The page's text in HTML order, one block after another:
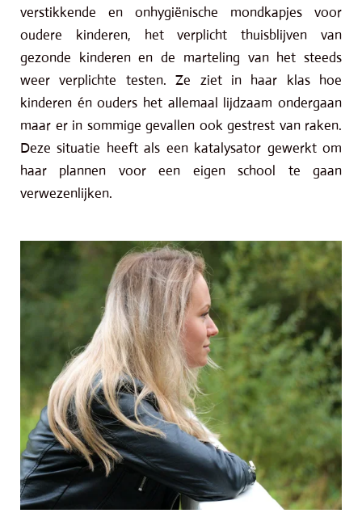
verstikkende en onhygiënische mondkapjes voor
oudere kinderen, het verplicht thuisblijven van
gezonde kinderen en de marteling van het steeds
weer verplichte testen. Ze ziet in haar klas hoe
kinderen én ouders het allemaal lijdzaam ondergaan
maar er in sommige gevallen ook gestrest van raken.
Deze situatie heeft als een katalysator gewerkt om
haar plannen voor een eigen school te gaan
verwezenlijken.